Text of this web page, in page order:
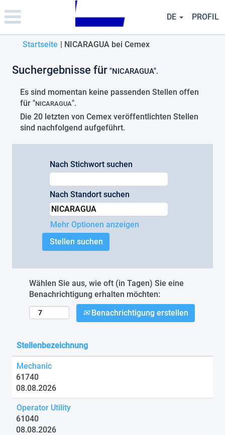
note:
This
website
includes
accessibility
system.
DE PROFIL
Startseite | NICARAGUA bei Cemex(aktuelle
Suchergebnisse für "NICARAGUA".
Es sind momentan keine passenden Stellen offen
für "NICARAGUA".
Die 20 letzten von Cemex veröffentlichten Stellen
sind nachfolgend aufgeführt.
Nach Stichwort suchen
Nach Standort suchen
Mehr Optionen anzeigen
Wählen Sie aus, wie oft (in Tagen) Sie eine
Benachrichtigung erhalten möchten:
Benachrichtigung erstellen
Stellenbezeichnung
Mechanic
61740
08.08.2026
Operator Utility
61040
08.08.2026